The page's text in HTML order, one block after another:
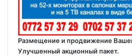
Размещение и продвижение
Улучшенный акционный пакет.